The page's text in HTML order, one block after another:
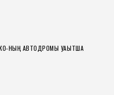
НЫҢ АВТОДРОМЫ УАҚЫТША